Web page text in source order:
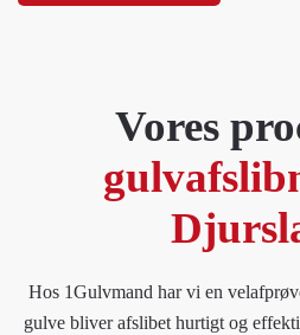
Vores
Hos 1Gulvmand har vi en
gulve bliver afslibet hurtigt og